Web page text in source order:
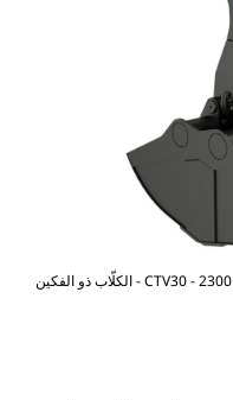
الكلّاب ذو الفكين - CTV30 - 2300